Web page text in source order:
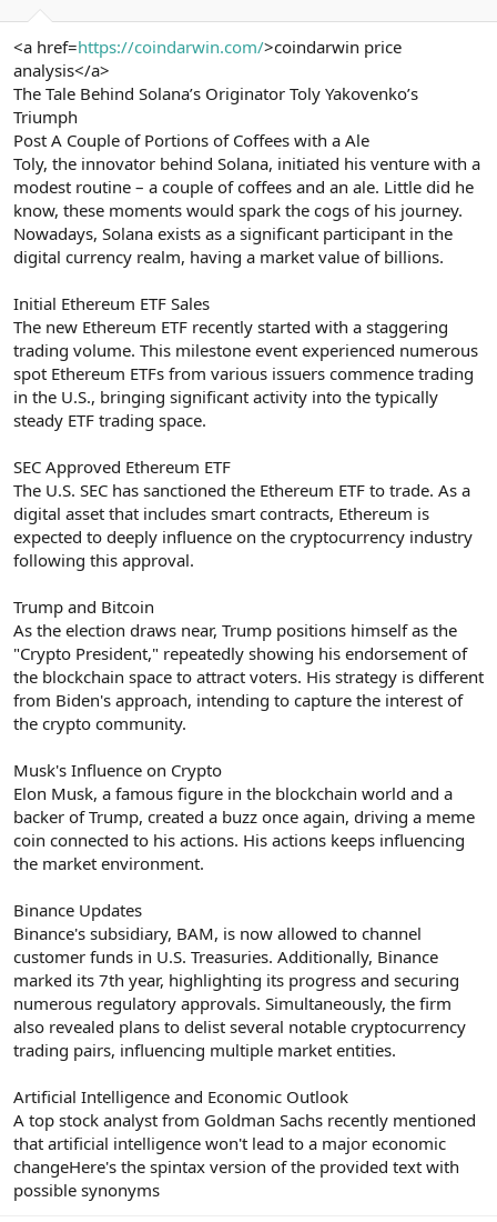
<a href=https://coindarwin.com/>coindarwin price
analysis</a>
The Tale Behind Solana’s Originator Toly Yakovenko’s
Triumph
Post A Couple of Portions of Coffees with a Ale
Toly, the innovator behind Solana, initiated his venture with a
modest routine – a couple of coffees and an ale. Little did he
know, these moments would spark the cogs of his journey.
Nowadays, Solana exists as a significant participant in the
digital currency realm, having a market value of billions.
Initial Ethereum ETF Sales
The new Ethereum ETF recently started with a staggering
trading volume. This milestone event experienced numerous
spot Ethereum ETFs from various issuers commence trading
in the U.S., bringing significant activity into the typically
steady ETF trading space.
SEC Approved Ethereum ETF
The U.S. SEC has sanctioned the Ethereum ETF to trade. As a
digital asset that includes smart contracts, Ethereum is
expected to deeply influence on the cryptocurrency industry
following this approval.
Trump and Bitcoin
As the election draws near, Trump positions himself as the
"Crypto President," repeatedly showing his endorsement of
the blockchain space to attract voters. His strategy is different
from Biden's approach, intending to capture the interest of
the crypto community.
Musk's Influence on Crypto
Elon Musk, a famous figure in the blockchain world and a
backer of Trump, created a buzz once again, driving a meme
coin connected to his actions. His actions keeps influencing
the market environment.
Binance Updates
Binance's subsidiary, BAM, is now allowed to channel
customer funds in U.S. Treasuries. Additionally, Binance
marked its 7th year, highlighting its progress and securing
numerous regulatory approvals. Simultaneously, the firm
also revealed plans to delist several notable cryptocurrency
trading pairs, influencing multiple market entities.
Artificial Intelligence and Economic Outlook
A top stock analyst from Goldman Sachs recently mentioned
that artificial intelligence won't lead to a major economic
changeHere's the spintax version of the provided text with
possible synonyms